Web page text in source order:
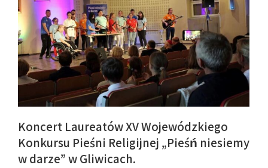
Koncert Laureatów XV Wojewódzkiego
Konkursu Pieśni Religijnej „Pieśń niesiemy
w darze” w Gliwicach.